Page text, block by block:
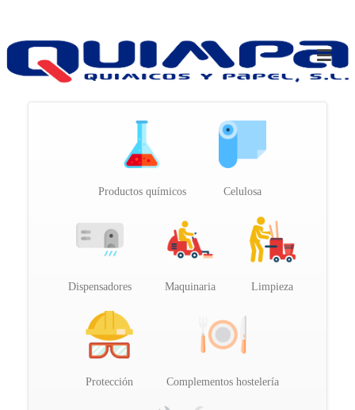
Productos químicos Celulosa
Dispensadores Maquinaria Limpieza
Protección Complementos hostelería